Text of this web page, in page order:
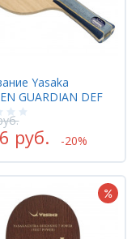
Yasaka
GUARDIAN DEF
руб. -20%